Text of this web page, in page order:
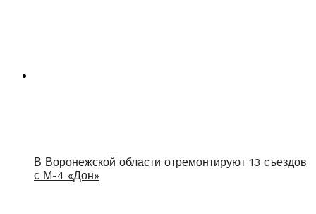
В Воронежской области отремонтируют 13 съездов
с М-4 «Дон»